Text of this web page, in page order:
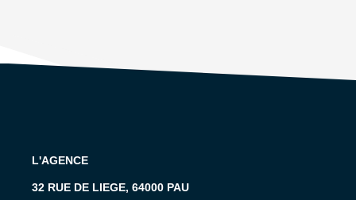
L'AGENCE
32 RUE DE LIEGE, 64000 PAU